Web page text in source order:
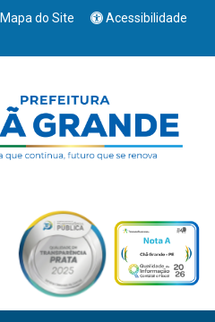
Mapa do Site
Acessibilidade